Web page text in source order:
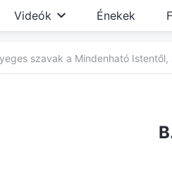
Videók Énekek
szavak a Mindenható